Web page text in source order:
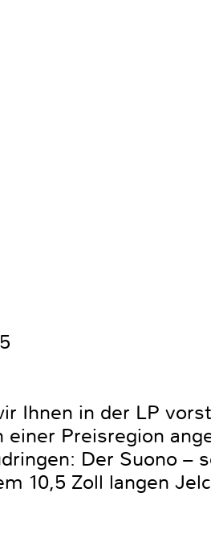
Ihnen in der LP
Preisregion
Der Suono –
10,5 Zoll langen